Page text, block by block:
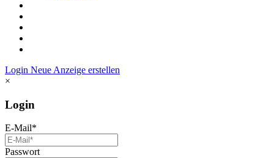
Login Neue Anzeige erstellen
×
Login
E-Mail*
Passwort